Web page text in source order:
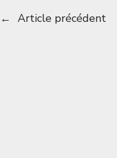
← Article précédent